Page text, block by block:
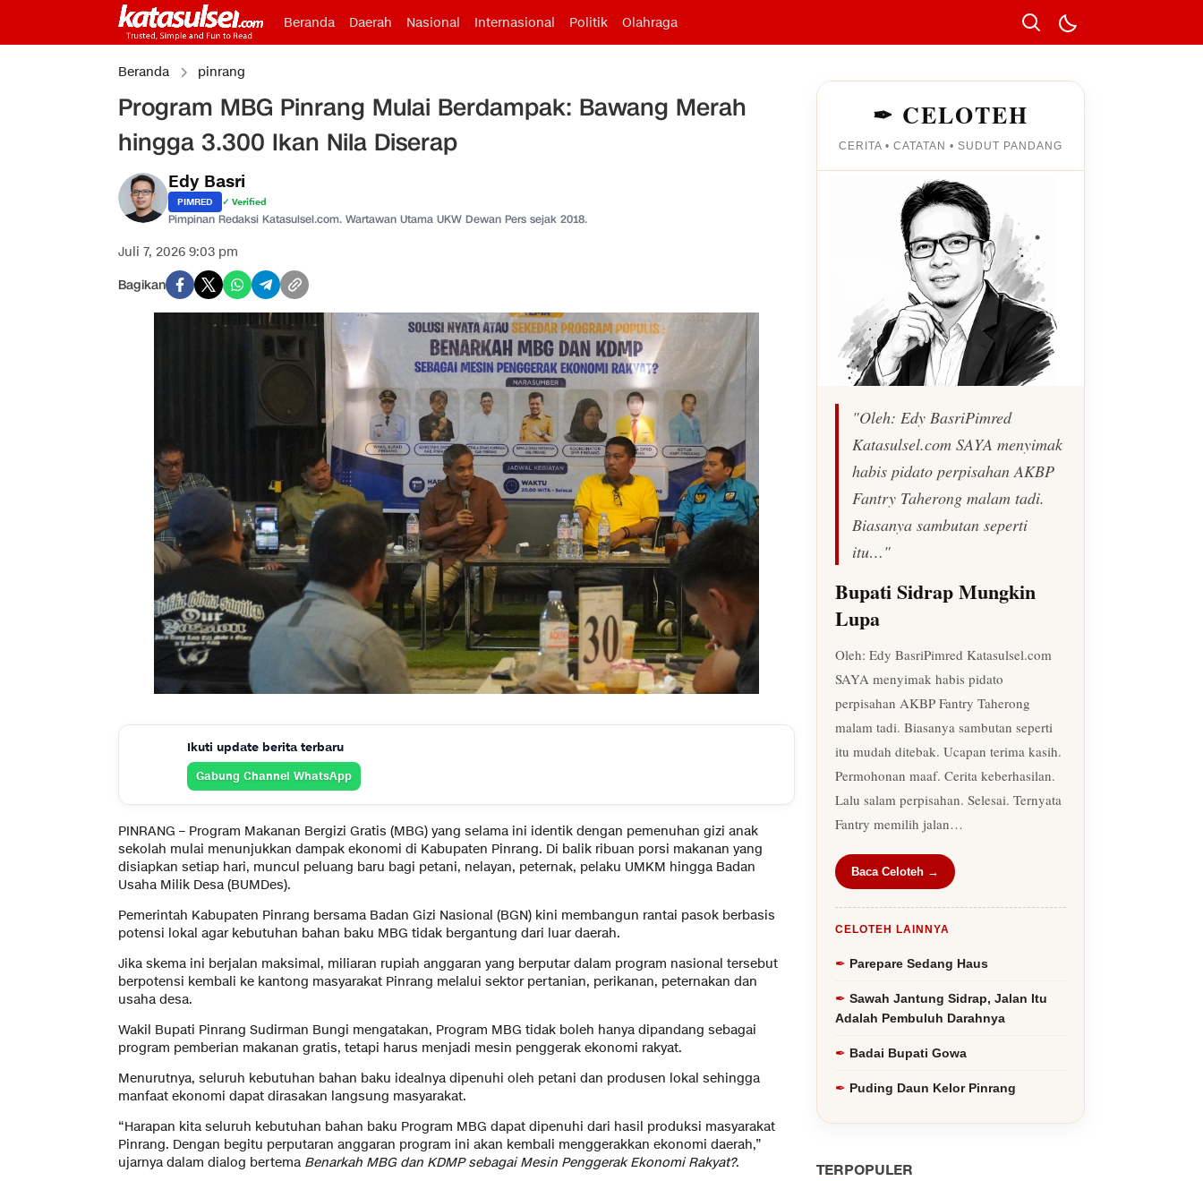
Beranda Daerah Nasional Internasional Politik Olahraga
Beranda pinrang
Program MBG Pinrang Mulai Berdampak: Bawang Merah
hingga 3.300 Ikan Nila Diserap
Edy Basri
PIMRED ✓ Verified
Pimpinan Redaksi Katasulsel.com. Wartawan Utama UKW Dewan Pers sejak 2018.
Juli 7, 2026 9:03 pm
Bagikan
Ikuti update berita terbaru
Gabung Channel WhatsApp
PINRANG – Program Makanan Bergizi Gratis (MBG) yang selama ini identik dengan pemenuhan gizi anak
sekolah mulai menunjukkan dampak ekonomi di Kabupaten Pinrang. Di balik ribuan porsi makanan yang
disiapkan setiap hari, muncul peluang baru bagi petani, nelayan, peternak, pelaku UMKM hingga Badan
Usaha Milik Desa (BUMDes).
Pemerintah Kabupaten Pinrang bersama Badan Gizi Nasional (BGN) kini membangun rantai pasok berbasis
potensi lokal agar kebutuhan bahan baku MBG tidak bergantung dari luar daerah.
Jika skema ini berjalan maksimal, miliaran rupiah anggaran yang berputar dalam program nasional tersebut
berpotensi kembali ke kantong masyarakat Pinrang melalui sektor pertanian, perikanan, peternakan dan
usaha desa.
Wakil Bupati Pinrang Sudirman Bungi mengatakan, Program MBG tidak boleh hanya dipandang sebagai
program pemberian makanan gratis, tetapi harus menjadi mesin penggerak ekonomi rakyat.
Menurutnya, seluruh kebutuhan bahan baku idealnya dipenuhi oleh petani dan produsen lokal sehingga
manfaat ekonomi dapat dirasakan langsung masyarakat.
“Harapan kita seluruh kebutuhan bahan baku Program MBG dapat dipenuhi dari hasil produksi masyarakat
Pinrang. Dengan begitu perputaran anggaran program ini akan kembali menggerakkan ekonomi daerah,”
ujarnya dalam dialog bertema Benarkah MBG dan KDMP sebagai Mesin Penggerak Ekonomi Rakyat?.
✒ CELOTEH
CERITA • CATATAN • SUDUT PANDANG
"Oleh: Edy BasriPimred
Katasulsel.com SAYA menyimak
habis pidato perpisahan AKBP
Fantry Taherong malam tadi.
Biasanya sambutan seperti
itu…"
Bupati Sidrap Mungkin
Lupa
Oleh: Edy BasriPimred Katasulsel.com
SAYA menyimak habis pidato
perpisahan AKBP Fantry Taherong
malam tadi. Biasanya sambutan seperti
itu mudah ditebak. Ucapan terima kasih.
Permohonan maaf. Cerita keberhasilan.
Lalu salam perpisahan. Selesai. Ternyata
Fantry memilih jalan…
Baca Celoteh →
CELOTEH LAINNYA
Parepare Sedang Haus
Sawah Jantung Sidrap, Jalan Itu
Adalah Pembuluh Darahnya
Badai Bupati Gowa
Puding Daun Kelor Pinrang
TERPOPULER